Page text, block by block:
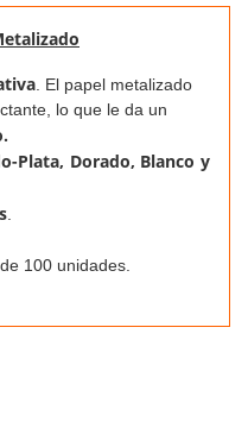
. El papel metalizado
lo que le da un
Plata, Dorado, Blanco y
100 unidades.